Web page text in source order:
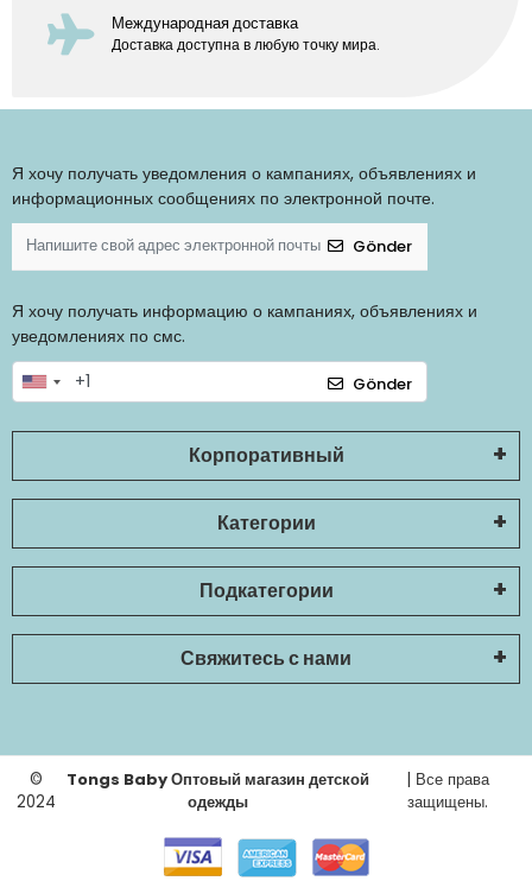
Международная доставка
Доставка доступна в любую точку мира.
Я хочу получать уведомления о кампаниях, объявлениях и
информационных сообщениях по электронной почте.
Gönder
Я хочу получать информацию о кампаниях, объявлениях и
уведомлениях по смс.
Gönder
Корпоративный
Категории
Подкатегории
Свяжитесь с нами
©
2024
Tongs Baby Оптовый магазин детской
одежды
| Все права
защищены.